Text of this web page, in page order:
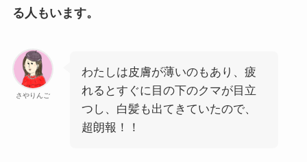
る人もいます。
さやりんご
わたしは皮膚が薄いのもあり、疲
れるとすぐに目の下のクマが目立
つし、白髪も出てきていたので、
超朗報！！